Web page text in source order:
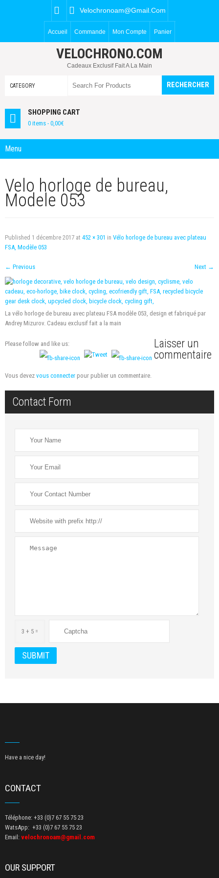
Velochronoam@gmail.com
Accueil Commande Mon Compte Panier
VELOCHRONO.COM
Cadeaux Exclusif Fait A La Main
SHOPPING CART
0 items - 0,00€
Menu
Velo horloge de bureau,
Modele 053
Published 1 décembre 2017 at 452 × 301 in Vélo horloge de bureau avec plateau
FSA, Modèle 053
← Previous Next →
La vélo horloge de bureau avec plateau FSA modèle 053, design et fabriqué par
Andrey Mizurov. Cadeau exclusif fait a la main
Please follow and like us:
Laisser un
commentaire
Vous devez vous connecter pour publier un commentaire.
Contact Form
3 + 5 =
Have a nice day!
CONTACT
Téléphone: +33 (0)7 67 55 75 23
WatsApp: +33 (0)7 67 55 75 23
Email: velochronoam@gmail.com
OUR SUPPORT